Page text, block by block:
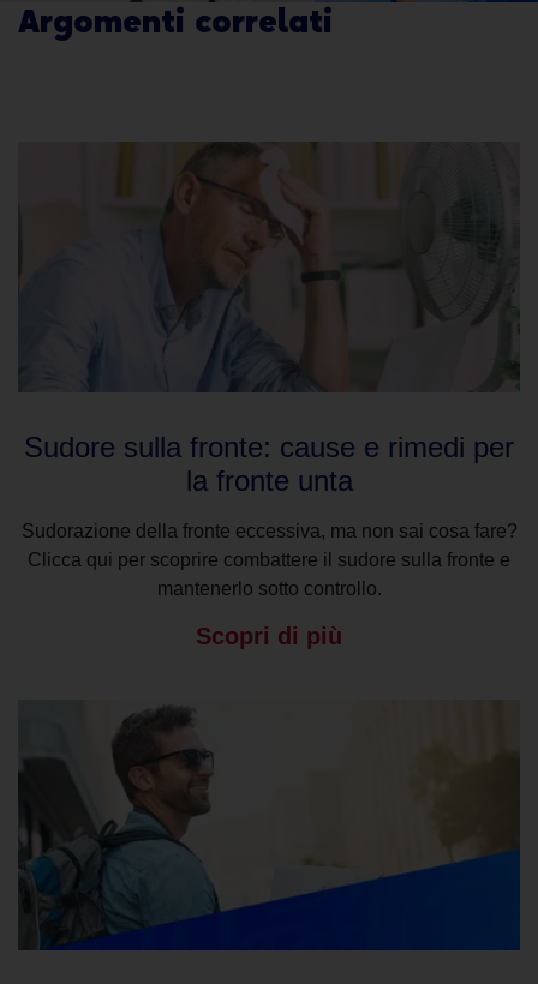
Argomenti correlati
Sudore sulla fronte: cause e rimedi per
la fronte unta
Sudorazione della fronte eccessiva, ma non sai cosa fare?
Clicca qui per scoprire combattere il sudore sulla fronte e
mantenerlo sotto controllo.
Scopri di più